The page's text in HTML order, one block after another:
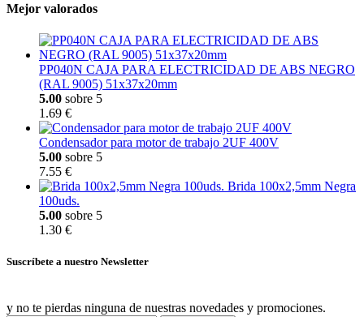
Mejor valorados
PP040N CAJA PARA ELECTRICIDAD DE ABS NEGRO
(RAL 9005) 51x37x20mm
5.00 sobre 5
1.69 €
Condensador para motor de trabajo 2UF 400V
5.00 sobre 5
7.55 €
Brida 100x2,5mm Negra
100uds.
5.00 sobre 5
1.30 €
Suscríbete a nuestro Newsletter
y no te pierdas ninguna de nuestras novedades y promociones.